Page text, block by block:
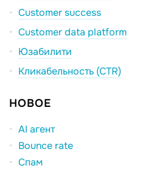
Customer success
Customer data platform
Юзабилити
Кликабельность (CTR)
НОВОЕ
AI агент
Bounce rate
Спам